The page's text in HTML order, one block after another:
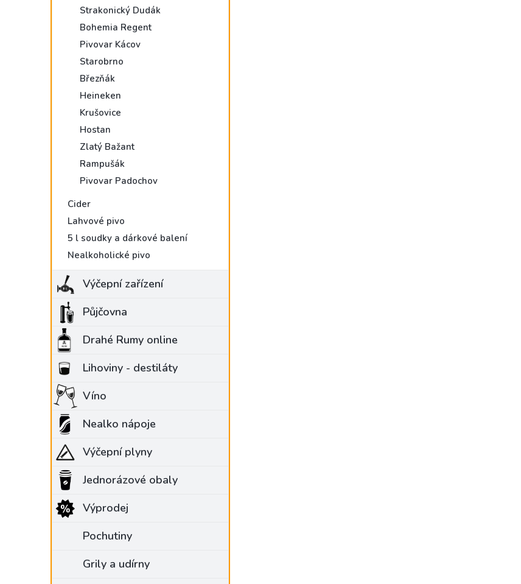
Strakonický Dudák
Bohemia Regent
Pivovar Kácov
Starobrno
Březňák
Heineken
Krušovice
Hostan
Zlatý Bažant
Rampušák
Pivovar Padochov
Cider
Lahvové pivo
5 l soudky a dárkové balení
Nealkoholické pivo
Výčepní zařízení
Půjčovna
Drahé Rumy online
Lihoviny - destiláty
Víno
Nealko nápoje
Výčepní plyny
Jednorázové obaly
Výprodej
Pochutiny
Grily a udírny